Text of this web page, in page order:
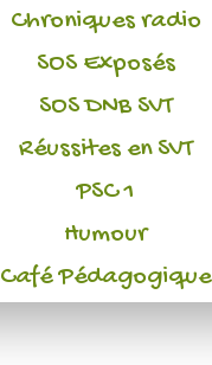
Chroniques radio
SOS Exposés
SOS DNB SVT
Réussites en SVT
PSC 1
Humour
Café Pédagogique